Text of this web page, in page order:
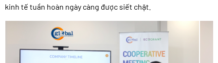
kinh tế tuần hoàn ngày càng được siết chặt.